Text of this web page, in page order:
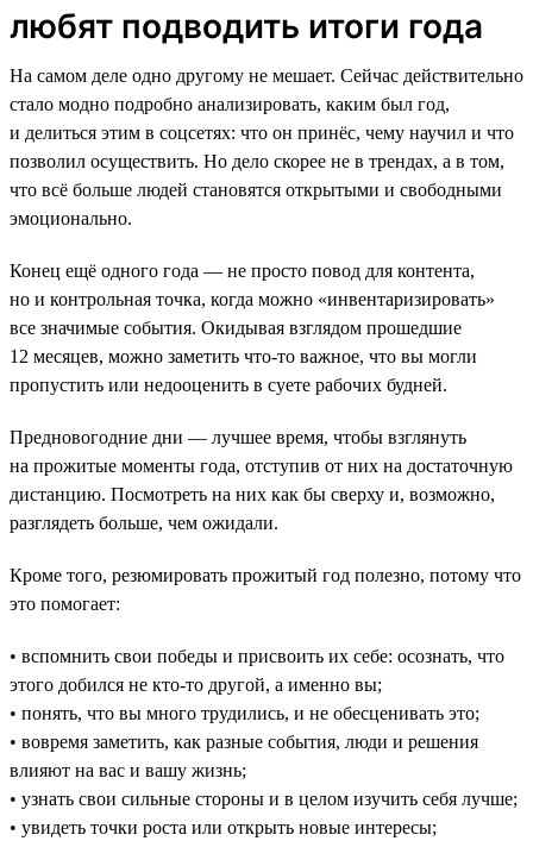
любят подводить итоги года
На самом деле одно другому не мешает. Сейчас действительно
стало модно подробно анализировать, каким был год,
и делиться этим в соцсетях: что он принёс, чему научил и что
позволил осуществить. Но дело скорее не в трендах, а в том,
что всё больше людей становятся открытыми и свободными
эмоционально.
Конец ещё одного года — не просто повод для контента,
но и контрольная точка, когда можно «инвентаризировать»
все значимые события. Окидывая взглядом прошедшие
12 месяцев, можно заметить что-то важное, что вы могли
пропустить или недооценить в суете рабочих будней.
Предновогодние дни — лучшее время, чтобы взглянуть
на прожитые моменты года, отступив от них на достаточную
дистанцию. Посмотреть на них как бы сверху и, возможно,
разглядеть больше, чем ожидали.
Кроме того, резюмировать прожитый год полезно, потому что
это помогает:
• вспомнить свои победы и присвоить их себе: осознать, что
этого добился не кто-то другой, а именно вы;
• понять, что вы много трудились, и не обесценивать это;
• вовремя заметить, как разные события, люди и решения
влияют на вас и вашу жизнь;
• узнать свои сильные стороны и в целом изучить себя лучше;
• увидеть точки роста или открыть новые интересы;